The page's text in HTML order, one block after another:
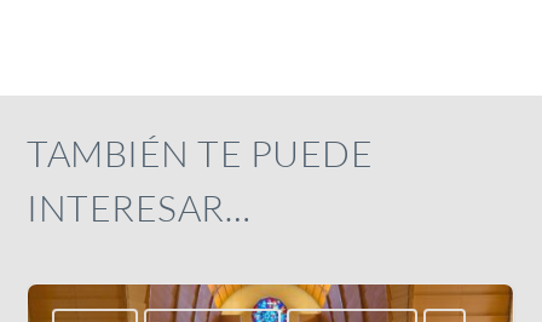
TAMBIÉN TE PUEDE
INTERESAR…